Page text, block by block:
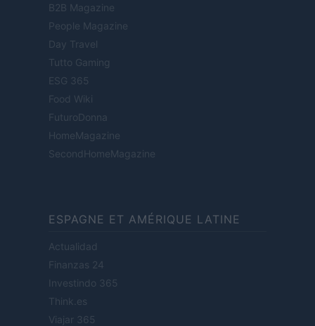
B2B Magazine
People Magazine
Day Travel
Tutto Gaming
ESG 365
Food Wiki
FuturoDonna
HomeMagazine
SecondHomeMagazine
ESPAGNE ET AMÉRIQUE LATINE
Actualidad
Finanzas 24
Investindo 365
Think.es
Viajar 365